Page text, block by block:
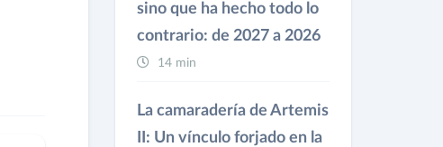
sino que ha hecho todo lo
contrario: de 2027 a 2026
14 min
La camaradería de Artemis
II: Un vínculo forjado en la